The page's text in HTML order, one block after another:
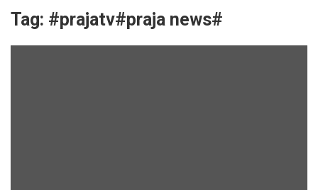
Tag: #prajatv#praja news#